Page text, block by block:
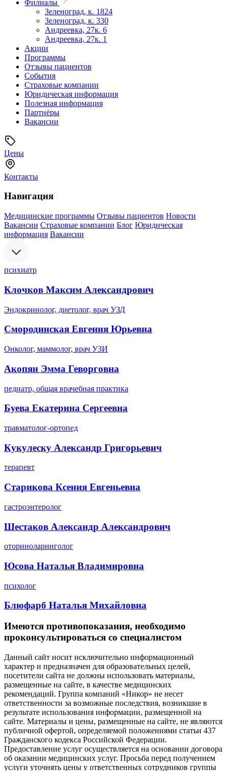
Филиалы
Зеленоград, к. 1824
Зеленоград, к. 330
Андреевка, 27к. 6
Андреевка, 27к. 1
Акции
Программы
Отзывы пациентов
События
Страховые компании
Юридическая информация
Полезная информация
Партнёры
Вакансии
Цены
Контакты
Навигация
Медицинские программы Отзывы пациентов Новости
Вакансии Страховые компании Блог Юридическая
информация Вакансии
психиатр
Клочков Максим Александрович
Эндокринолог, диетолог, врач УЗД
Смородинская Евгения Юрьевна
Онколог, маммолог, врач УЗИ
Акопян Эмма Геворговна
педиатр, общая врачебная практика
Буева Екатерина Сергеевна
травматолог-ортопед
Кукулеску Александр Григорьевич
терапевт
Старикова Ксения Евгеньевна
гастроэнтеролог
Шестаков Александр Александрович
оториноларинголог
Юсова Наталья Владимировна
психолог
Блюфарб Наталья Михайловна
Имеются противопоказания, необходимо
проконсультироваться со специалистом
Данный сайт носит исключительно информационный
характер и предназначен для образовательных целей,
посетители сайта не должны использовать материалы,
размещенные на сайте, в качестве медицинских
рекомендаций. Группа компаний «Никор» не несет
ответственности за возможные последствия, возникшие в
результате использования информации, размещенной на
сайте. Материалы и цены, размещенные на сайте, не являются
публичной офертой, определяемой положениями статьи 437
Гражданского кодекса Российской Федерации.
Предоставление услуг осуществляется на основании договора
об оказании медицинских услуг. Просьба перед получением
услуги уточнять цены у ответственных сотрудников группы